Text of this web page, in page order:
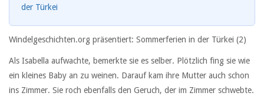
der Türkei
Windelgeschichten.org präsentiert: Sommerferien in der Türkei (2)
Als Isabella aufwachte, bemerkte sie es selber. Plötzlich fing sie wie
ein kleines Baby an zu weinen. Darauf kam ihre Mutter auch schon
ins Zimmer. Sie roch ebenfalls den Geruch, der im Zimmer schwebte.